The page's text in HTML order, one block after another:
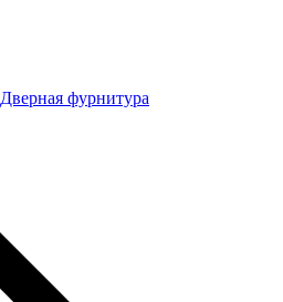
Дверная фурнитура